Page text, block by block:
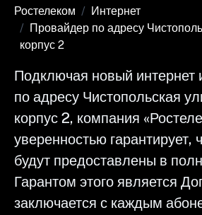
Ростелеком
Интернет
Провайдер по адресу
корпус 2
Подключая новый интернет
по адресу Чистопольская
корпус 2, компания
уверенностью гарантирует,
будут предоставлены в
Гарантом этого является
заключается с каждым